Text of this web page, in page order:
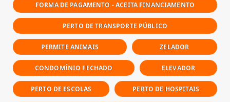
FORMA DE PAGAMENTO - ACEITA FINANCIAMENTO
PERTO DE TRANSPORTE PÚBLICO
PERMITE ANIMAIS ZELADOR
CONDOMÍNIO FECHADO ELEVADOR
PERTO DE ESCOLAS PERTO DE HOSPITAIS